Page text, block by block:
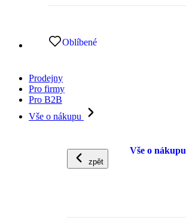
Oblíbené
Prodejny
Pro firmy
Pro B2B
Vše o nákupu
zpět
Vše o nákupu